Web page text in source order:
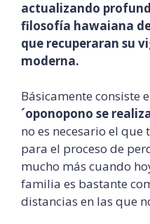
actualizando
filosofía hawaiana
que recuperaran su
moderna.
Básicamente consiste
´oponopono se
no es necesario el
para el proceso de
mucho más cuando
familia es bastante
distancias en las que